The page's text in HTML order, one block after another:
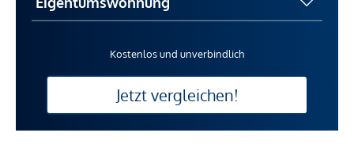
Kostenlos und unverbindlich
Jetzt vergleichen!